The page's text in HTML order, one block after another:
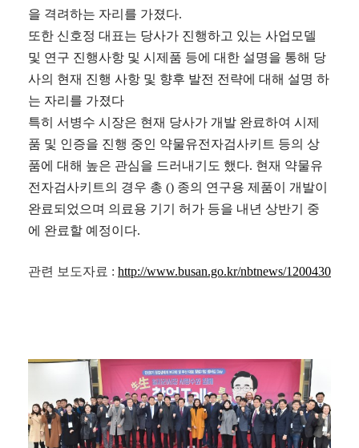
을 격려하는 자리를 가졌다.
또한 신호정 대표는 당사가 진행하고 있는 사업모델
및 연구 진행사항 및 시제품 등에 대한 설명을 통해 당
사의 현재 진행 사항 및 향후 발전 전략에 대해 설명 하
는 자리를 가졌다
특히 서병수 시장은 현재 당사가 개발 완료하여 시제
품 및 인증을 진행 중인 약물유전자검사키트 등의 상
품에 대해 높은 관심을 드러내기도 했다. 현재 약물유
전자검사키트의 경우 총 () 종의 연구용 제품이 개발이
완료되었으며 의료용 기기 허가 등을 내년 상반기 중
에 완료할 예정이다.
관련 보도자료 : http://www.busan.go.kr/nbtnews/1200430